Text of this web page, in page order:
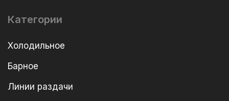
Категории
Холодильное
Барное
Линии раздачи